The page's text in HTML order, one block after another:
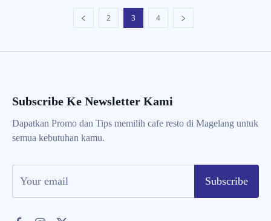
2 3 4
Subscribe Ke Newsletter Kami
Dapatkan Promo dan Tips memilih cafe resto di Magelang untuk
semua kebutuhan kamu.
Subscribe